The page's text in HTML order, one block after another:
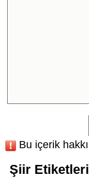
Bu içerik
Şiir